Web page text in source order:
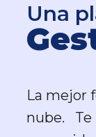
Una
La mejor
nube. Te
Una
La mejor
nube. Te